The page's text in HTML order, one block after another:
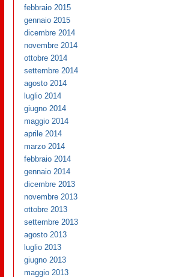
febbraio 2015
gennaio 2015
dicembre 2014
novembre 2014
ottobre 2014
settembre 2014
agosto 2014
luglio 2014
giugno 2014
maggio 2014
aprile 2014
marzo 2014
febbraio 2014
gennaio 2014
dicembre 2013
novembre 2013
ottobre 2013
settembre 2013
agosto 2013
luglio 2013
giugno 2013
maggio 2013